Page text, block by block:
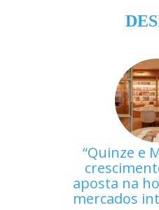
Quinze e
aposta na
mercados